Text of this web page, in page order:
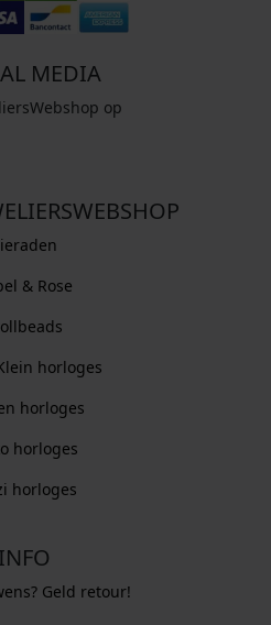
MEDIA
op
& Rose
horloges
horloges
horloges
horloges
INFO
Geld retour!